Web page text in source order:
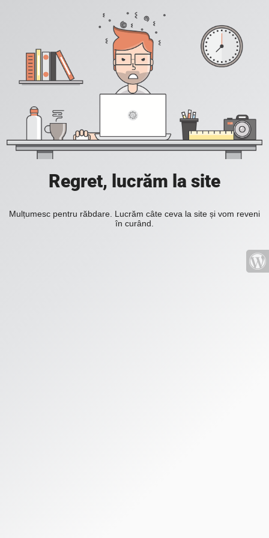
Regret, lucrăm la site
Mulțumesc pentru răbdare. Lucrăm câte ceva la site și vom reveni
în curând.